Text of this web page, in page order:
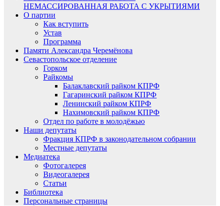
НЕМАССИРОВАННАЯ РАБОТА С УКРЫТИЯМИ
О партии
Как вступить
Устав
Программа
Памяти Александра Черемёнова
Севастопольское отделение
Горком
Райкомы
Балаклавский райком КПРФ
Гагаринский райком КПРФ
Ленинский райком КПРФ
Нахимовский райком КПРФ
Отдел по работе в молодёжью
Наши депутаты
Фракция КПРФ в законодательном собрании
Местные депутаты
Медиатека
Фотогалерея
Видеогалерея
Статьи
Библиотека
Персональные страницы